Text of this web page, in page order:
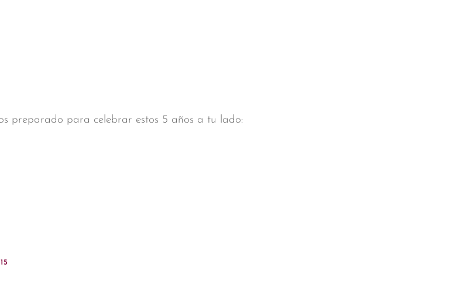
preparado para celebrar estos 5 años a tu lado: